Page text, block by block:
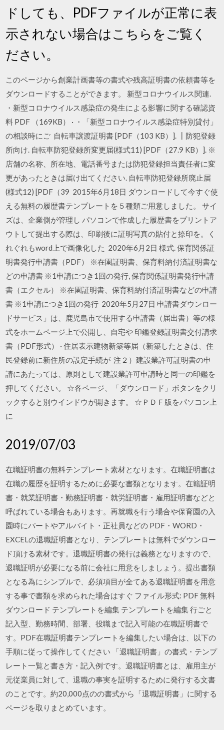
ドしても、PDFファイルが正常に表
示されない場合はこちらをご覧く
ださい。
このページから創業計画書等の書式や残高証明書の依頼書等を
ダウンロードすることができます。 新型コロナウイルス関連.
・新型コロナウイルス感染症の発生による影響に関する確認資
料 PDF （169KB） · ・「新型コロナウイルス感染症特別貸付」
の相談時にご 自転車譲渡証明書 [PDF（103 KB）]. ┃防犯登録
所向け. 自転車防犯登録所変更届(様式11) [PDF（27.9 KB）]. ※
店舗の名称、所在地、電話番号または防犯登録担当責任者に変
更があったときは届け出てください. 自転車防犯登録所廃止届
(様式12) [PDF（39 2015年6月18日 ダウンロードして今すぐ使
える無料の履歴書テンプレートを５種類ご用意しました。 サイ
ズは、企業側が管理し パソコンで作成した履歴書をプリントア
ウトして提出する際は、印刷後に証明写真の貼付と捺印を。く
れぐれもword上で画像化した 2020年6月2日 様式. 保育関係証
明書発行申請書（PDF） ※在園証明書、保育料納付済証明書な
どの申請書 ※1申請につき1回の発行, 保育関係証明書発行申請
書（エクセル） ※在園証明書、保育料納付済証明書などの申請
書 ※1申請につき1回の発行 2020年5月27日 申請書ダウンロー
ドサービス」は、鹿児島市で使用する申請書（届出書）等の様
式をホームページ上で公開し、自宅や 印鑑登録証明書交付請求
書（PDF形式） · 住居表示建物新築等届（新築したときは、住
民登録前に新住所の設定手続が 注２）建設業許可証明書の申
請にあたっては、原則として建設業許可申請時と同一の印鑑を
押してください。 ☆各ページ、「ダウンロード」ボタンをクリ
ックすると別ウインドウが開きます。 ☆ＰＤＦ版をパソコン上
に
2019/07/03
在職証明書の無料テンプレート素材となります。在職証明書は
在職の履歴を証明するために必要な書類となります。在籍証明
書・就業証明書・勤務証明書・就労証明書・雇用証明書などと
呼ばれている場合もあります。再就職を行う場合や保育園の入
園時にパートやアルバイト・正社員などの PDF・WORD・
EXCELの退職証明書となり、テンプレートは無料でダウンロー
ド頂ける素材です。退職証明書の発行は義務となりますので、
退職証明が必要になる前に会社に用意をしましょう。提出書類
となる為にシンプルで、必須項目が全てある退職証明書を用意
する事で書類を求められた場合はすぐ ファイル形式: PDF 無料
ダウンロード テンプレートを編集 テンプレートを編集 行ごと
記入型、勤務時間、部署、役職まで記入可能の在職証明書で
す。PDF在職証明書テンプレートを編集したい場合は、以下の
手順に従って操作してください 「退職証明書」の書式・テンプ
レート一覧と書き方・記入例です。退職証明書とは、雇用主が
元従業員に対して、退職の事実を証明するために発行する文書
のことです。約20,000点のの書式から「退職証明書」に関する
ページを取りまとめています。